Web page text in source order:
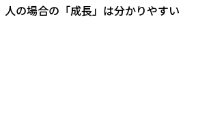
人の場合の「成長」は分かりやすい